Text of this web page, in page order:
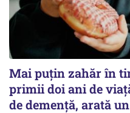
Mai puțin zahăr în
primii doi ani de
de demență, arată